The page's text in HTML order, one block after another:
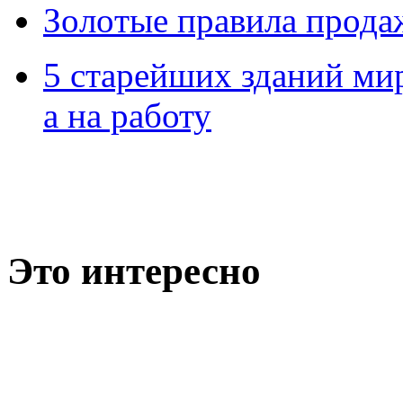
Зoлoтые прaвилa
5 старейших зданий
а на работу
Это интересно